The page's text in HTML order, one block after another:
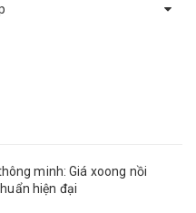
minh: Giá xoong nồi
hiện đại